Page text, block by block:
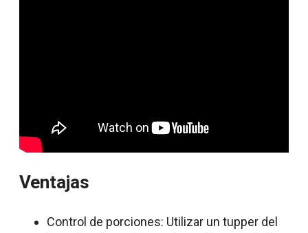
Ventajas
Control de porciones: Utilizar un tupper del